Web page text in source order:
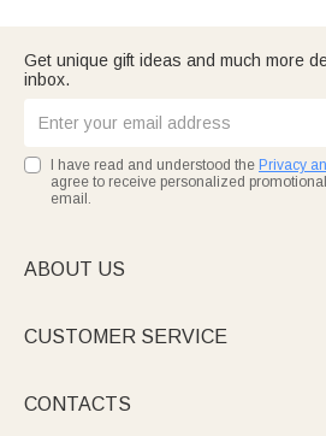
Get unique gift ideas and much more
inbox.
I have read and understood the Privacy
agree to receive personalized
email.
ABOUT US
CUSTOMER SERVICE
CONTACTS